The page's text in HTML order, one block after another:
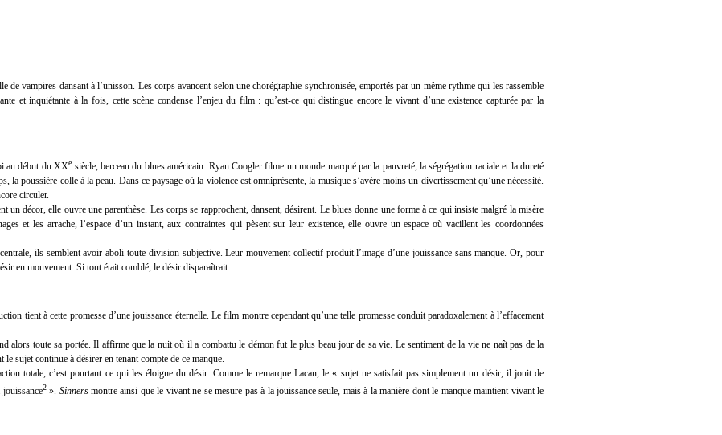
de vampires dansant à l’unisson. Les corps avancent selon une chorégraphie synchronisée, emportés par un même rythme qui les rassemble
et inquiétante à la fois, cette scène condense l’enjeu du film : qu’est-ce qui distingue encore le vivant d’une existence capturée par la
au début du XXe siècle, berceau du blues américain. Ryan Coogler filme un monde marqué par la pauvreté, la ségrégation raciale et la dureté
la poussière colle à la peau. Dans ce paysage où la violence est omniprésente, la musique s’avère moins un divertissement qu’une nécessité.
circuler.
un décor, elle ouvre une parenthèse. Les corps se rapprochent, dansent, désirent. Le blues donne une forme à ce qui insiste malgré la misère
et les arrache, l’espace d’un instant, aux contraintes qui pèsent sur leur existence, elle ouvre un espace où vacillent les coordonnées
ils semblent avoir aboli toute division subjective. Leur mouvement collectif produit l’image d’une jouissance sans manque. Or, pour
en mouvement. Si tout était comblé, le désir disparaîtrait.
tient à cette promesse d’une jouissance éternelle. Le film montre cependant qu’une telle promesse conduit paradoxalement à l’effacement
alors toute sa portée. Il affirme que la nuit où il a combattu le démon fut le plus beau jour de sa vie. Le sentiment de la vie ne naît pas de la
sujet continue à désirer en tenant compte de ce manque.
totale, c’est pourtant ce qui les éloigne du désir. Comme le remarque Lacan, le « sujet ne satisfait pas simplement un désir, il jouit de
jouissance2». Sinnersmontre ainsi que le vivant ne se mesure pas à la jouissance seule, mais à la manière dont le manque maintient vivant le